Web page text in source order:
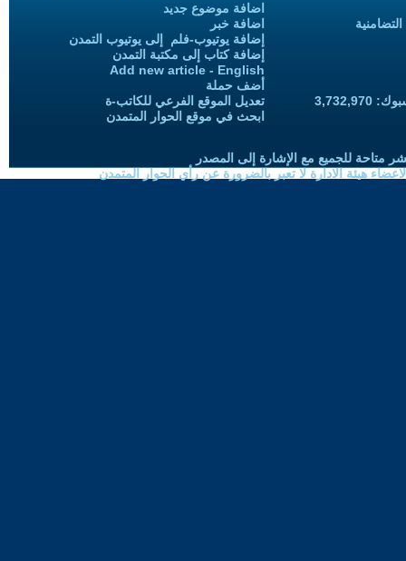
اضافة موضوع جديد
اضافة خبر
إضافة يوتيوب-فلم إلى يوتيوب التمدن
إضافة كتاب إلى مكتبة التمدن
Add new article - English
أضف حملة
تعديل الموقع الفرعي للكاتب-ة
ابحث في موقع الحوار المتمدن
متاحة للجميع مع الإشارة إلى المصدر
هيئة الادارة لا تعبر بالضرورة عن رأي الحوار المتمدن